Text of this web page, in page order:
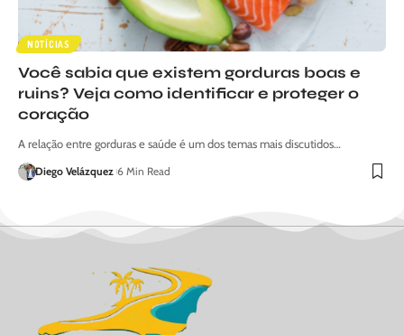
NOTÍCIAS
Você sabia que existem gorduras boas e
ruins? Veja como identificar e proteger o
coração
A relação entre gorduras e saúde é um dos temas mais discutidos…
Diego Velázquez 6 Min Read